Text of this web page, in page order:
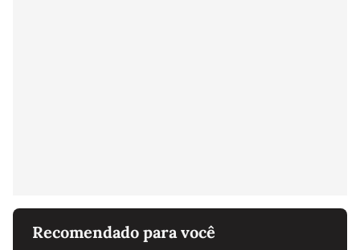
Recomendado para você